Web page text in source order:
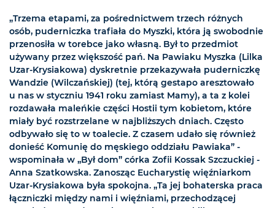
„Trzema etapami, za pośrednictwem trzech różnych
osób, puderniczka trafiała do Myszki, która ją swobodnie
przenosiła w torebce jako własną. Był to przedmiot
używany przez większość pań. Na Pawiaku Myszka (Lilka
Uzar-Krysiakowa) dyskretnie przekazywała puderniczkę
Wandzie (Wilczańskiej) (tej, którą gestapo aresztowało
u nas w styczniu 1941 roku zamiast Mamy), a ta z kolei
rozdawała maleńkie części Hostii tym kobietom, które
miały być rozstrzelane w najbliższych dniach. Często
odbywało się to w toalecie. Z czasem udało się również
donieść Komunię do męskiego oddziału Pawiaka” -
wspominała w „Był dom” córka Zofii Kossak Szczuckiej -
Anna Szatkowska. Zanosząc Eucharystię więźniarkom
Uzar-Krysiakowa była spokojna. „Ta jej bohaterska praca
łączniczki między nami i więźniami, przechodzącej